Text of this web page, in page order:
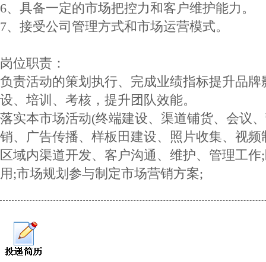
6、具备一定的市场把控力和客户维护能力。
7、接受公司管理方式和市场运营模式。
岗位职责：
负责活动的策划执行、完成业绩指标提升品
设、培训、考核，提升团队效能。
落实本市场活动(终端建设、渠道铺货、会议
销、广告传播、样板田建设、照片收集、视频
区域内渠道开发、客户沟通、维护、管理工
用;市场规划参与制定市场营销方案;